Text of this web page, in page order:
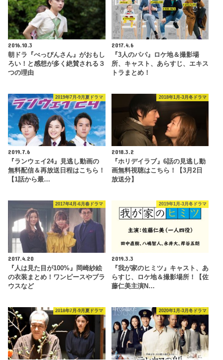
2016.10.3
朝ドラ『べっぴんさん』がおもし
ろい！と感想が多く絶賛される３
つの理由
2017.4.6
『3人のパパ』ロケ地＆撮影場
所、キャスト、あらすじ、エキス
トラまとめ！
2019年7月-9月夏ドラマ
2019.7.6
『ランウェイ24』見逃し動画の
無料配信＆再放送日程はこちら！
【1話から最…
2018年1月-3月冬ドラマ
2018.3.2
『ホリデイラブ』6話の見逃し動
画無料視聴はこちら！【3月2日
放送分】
2017年4月-6月春ドラマ
2017.4.20
『人は見た目が100%』岡崎紗絵
の衣装まとめ！ワンピースやブラ
ウスなど
2019年1月-3月冬ドラマ
2019.3.3
『我が家のヒミツ』キャスト、あ
らすじ、ロケ地＆撮影場所！【佐
藤仁美主演N…
2018年7月-9月夏ドラマ 2020年1月-3月冬ドラマ